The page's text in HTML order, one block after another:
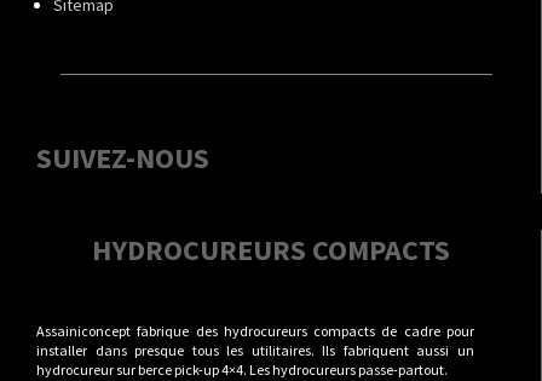
Sitemap
SUIVEZ-NOUS
HYDROCUREURS COMPACTS
Assainiconcept fabrique des hydrocureurs compacts de cadre pour
installer dans presque tous les utilitaires. Ils fabriquent aussi un
hydrocureur sur berce pick-up 4×4. Les hydrocureurs passe-partout.